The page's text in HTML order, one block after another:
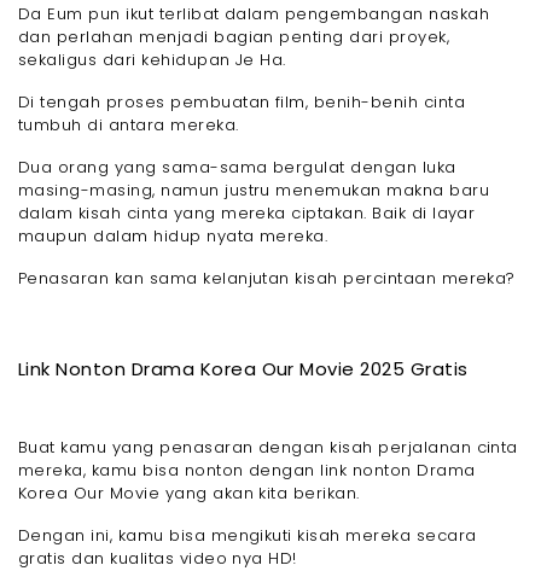
Da Eum pun ikut terlibat dalam pengembangan naskah
dan perlahan menjadi bagian penting dari proyek,
sekaligus dari kehidupan Je Ha.
Di tengah proses pembuatan film, benih-benih cinta
tumbuh di antara mereka.
Dua orang yang sama-sama bergulat dengan luka
masing-masing, namun justru menemukan makna baru
dalam kisah cinta yang mereka ciptakan. Baik di layar
maupun dalam hidup nyata mereka.
Penasaran kan sama kelanjutan kisah percintaan mereka?
Link Nonton Drama Korea Our Movie 2025 Gratis
Buat kamu yang penasaran dengan kisah perjalanan cinta
mereka, kamu bisa nonton dengan link nonton Drama
Korea Our Movie yang akan kita berikan.
Dengan ini, kamu bisa mengikuti kisah mereka secara
gratis dan kualitas video nya HD!